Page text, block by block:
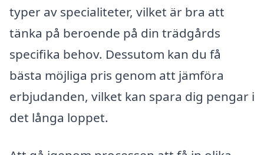
typer av specialiteter, vilket är bra att
tänka på beroende på din trädgårds
specifika behov. Dessutom kan du få
bästa möjliga pris genom att jämföra
erbjudanden, vilket kan spara dig pengar i
det långa loppet.